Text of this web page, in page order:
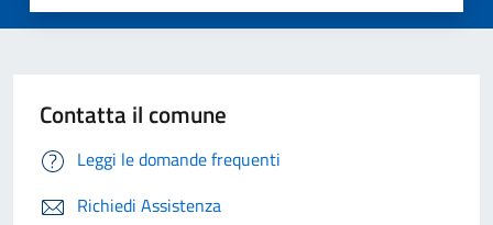
Contatta il comune
Leggi le domande frequenti
Richiedi Assistenza